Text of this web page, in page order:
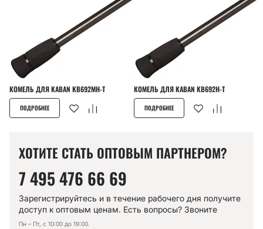
КОМЕЛЬ ДЛЯ KABAN KB692MH-T
ПОДРОБНЕЕ
КОМЕЛЬ ДЛЯ KABAN KB692H-T
ПОДРОБНЕЕ
ХОТИТЕ СТАТЬ ОПТОВЫМ ПАРТНЕРОМ?
7 495 476 66 69
Зарегистрируйтесь и в течение рабочего дня получите
доступ к оптовым ценам. Есть вопросы? Звоните
Пн – Пт, с 10:00 до 19:00.